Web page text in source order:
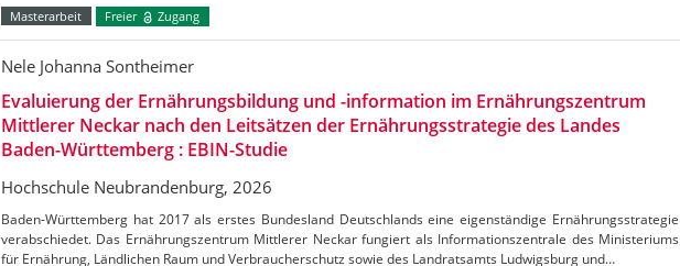
Masterarbeit Freier Zugang
Nele Johanna Sontheimer
Evaluierung der Ernährungsbildung und -information im Ernährungszentrum
Mittlerer Neckar nach den Leitsätzen der Ernährungsstrategie des Landes
Baden-Württemberg : EBIN-Studie
Hochschule Neubrandenburg, 2026
Baden-Württemberg hat 2017 als erstes Bundesland Deutschlands eine eigenständige Ernährungsstrategie
verabschiedet. Das Ernährungszentrum Mittlerer Neckar fungiert als Informationszentrale des Ministeriums
für Ernährung, Ländlichen Raum und Verbraucherschutz sowie des Landratsamts Ludwigsburg und…